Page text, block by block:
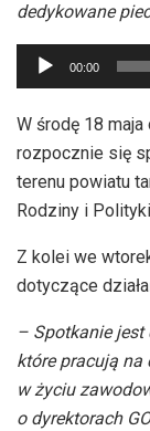
dedykowane
Odtwarzacz
plików
dźwiękowych
00:00
W środę 18
rozpocznie się
terenu powiatu
Rodziny i
Z kolei we
dotyczące
– Spotkanie jest
które pracują na
w życiu
o dyrektorach